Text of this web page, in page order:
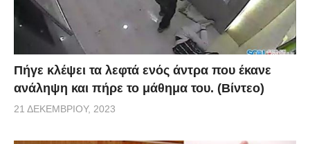
Πήγε κλέψει τα λεφτά ενός άντρα που έκανε
ανάληψη και πήρε το μάθημα του. (Βίντεο)
21 ΔΕΚΕΜΒΡΊΟΥ, 2023